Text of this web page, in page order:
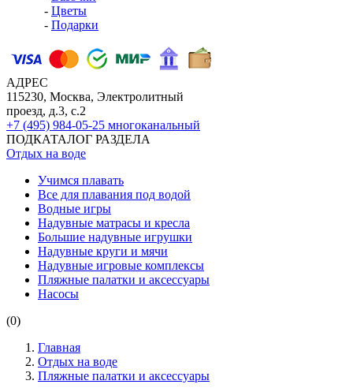
- Цветы
- Подарки
АДРЕС
115230, Москва, Электролитный
проезд, д.3, с.2
+7 (495) 984-05-25 многоканальный
ПОДКАТАЛОГ РАЗДЕЛА
Отдых на воде
Учимся плавать
Все для плавания под водой
Водные игры
Надувные матрасы и кресла
Большие надувные игрушки
Надувные круги и мячи
Надувные игровые комплексы
Пляжные палатки и аксессуары
Насосы
(0)
Главная
Отдых на воде
Пляжные палатки и аксессуары